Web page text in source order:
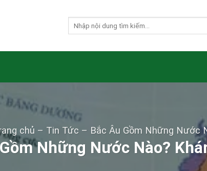
chủ – Tin Tức – Bắc Âu Gồm Những Nước
Những Nước Nào?